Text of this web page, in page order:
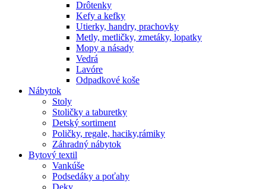
Drôtenky
Kefy a kefky
Utierky, handry, prachovky
Metly, metličky, zmetáky, lopatky
Mopy a násady
Vedrá
Lavóre
Odpadkové koše
Nábytok
Stoly
Stoličky a taburetky
Detský sortiment
Poličky, regale, haciky,rámiky
Záhradný nábytok
Bytový textil
Vankúše
Podsedáky a poťahy
Deky